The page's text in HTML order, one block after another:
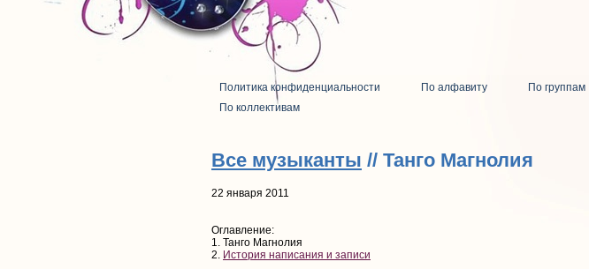
Политика конфиденциальности По алфавиту По группам
По коллективам
Все музыканты // Танго Магнолия
22 января 2011
Оглавление:
1. Танго Магнолия
2. История написания и записи